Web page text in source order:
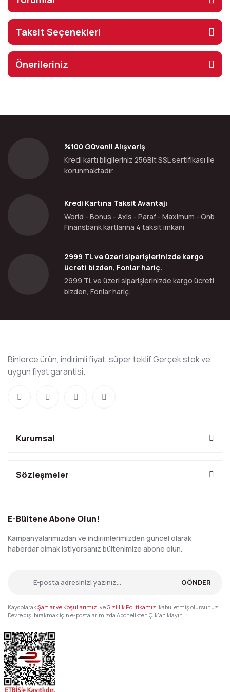
Taksit Seçenekleri
Önerileriniz
%100 Güvenli Alışveriş
Kredi kartı bilgileriniz 256Bit SSL sertifikası ile
korunmaktadır.
Kredi Kartına Taksit Avantajı
World - Bonus - Axis - Paraf - Maximum - Qnb
Finansbank kartlarına 4 taksit imkanı
2999 TL ve üzeri siparişlerinizde kargo
ücreti bizden, Fonlar hariç.
2999 TL ve üzeri siparişlerinizde kargo ücreti
bizden, Fonlar hariç.
Binlerce ürün, indirimli fiyat, süper teklif Gerçek stok ve
uygun fiyat garantisi.
Kurumsal
Sözleşmeler
E-Bültene Abone Olun!
Kampanyalarımızdan ve indirimlerimizden güncel olarak
haberdar olmak istiyorsanız bültenimize abone olun.
GÖNDER
KaydolarakŞartlar ve Koşullarımızı veGizlilik Politikamızı kabul etmiş olursunuz.
Devre dışı bırakmak için e-postalarımızda Abonelikten Çık'a tıklayın.